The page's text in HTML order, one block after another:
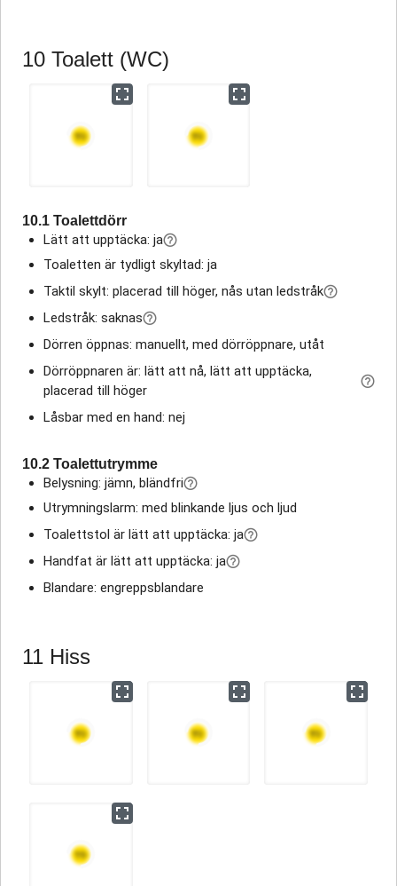
10 Toalett (WC)
10.1 Toalettdörr
Lätt att upptäcka: ja
Toaletten är tydligt skyltad: ja
Taktil skylt: placerad till höger, nås utan ledstråk
Ledstråk: saknas
Dörren öppnas: manuellt, med dörröppnare, utåt
Dörröppnaren är: lätt att nå, lätt att upptäcka,
placerad till höger
Låsbar med en hand: nej
10.2 Toalettutrymme
Belysning: jämn, bländfri
Utrymningslarm: med blinkande ljus och ljud
Toalettstol är lätt att upptäcka: ja
Handfat är lätt att upptäcka: ja
Blandare: engreppsblandare
11 Hiss